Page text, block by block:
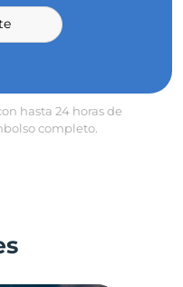
hasta 24 horas de
completo.